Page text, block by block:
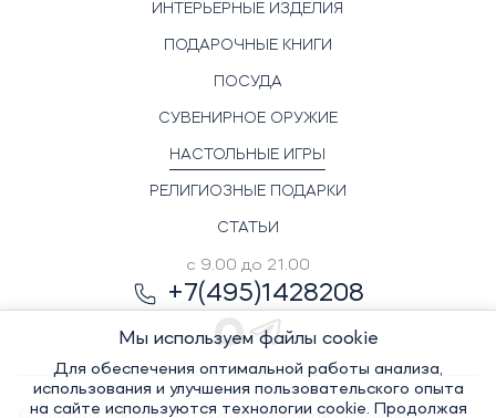
ИНТЕРЬЕРНЫЕ ИЗДЕЛИЯ
ПОДАРОЧНЫЕ КНИГИ
ПОСУДА
СУВЕНИРНОЕ ОРУЖИЕ
НАСТОЛЬНЫЕ ИГРЫ
РЕЛИГИОЗНЫЕ ПОДАРКИ
СТАТЬИ
с 9.00 до 21.00
+7(495)1428208
Мы используем файлы cookie
Для обеспечения оптимальной работы анализа,
использования и улучшения пользовательского опыта
на сайте используются технологии cookie. Продолжая